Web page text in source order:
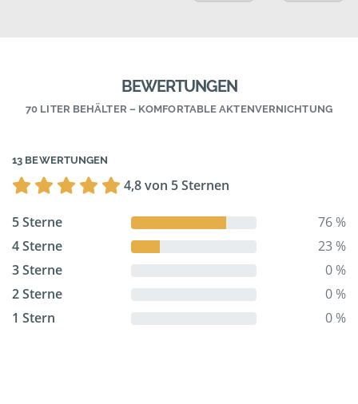
BEWERTUNGEN
70 LITER BEHÄLTER – KOMFORTABLE AKTENVERNICHTUNG
13 BEWERTUNGEN
4,8 von 5 Sternen
5 Sterne
76 %
4 Sterne
23 %
3 Sterne
0 %
2 Sterne
0 %
1 Stern
0 %